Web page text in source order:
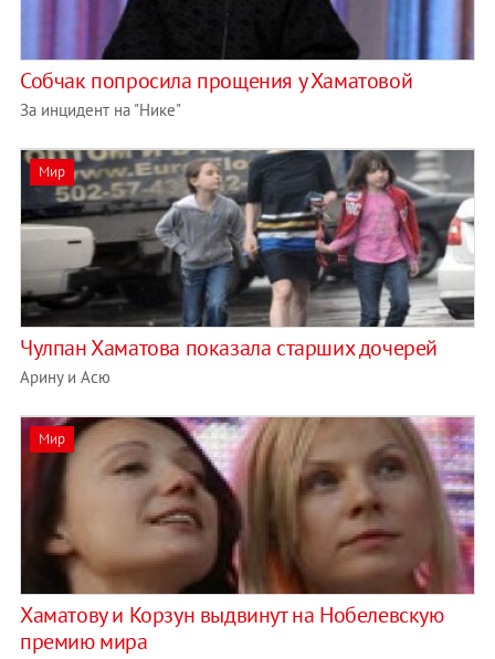
Собчак попросила прощения у Хаматовой
За инцидент на "Нике"
Мир
Чулпан Хаматова показала старших дочерей
Арину и Асю
Мир
Хаматову и Корзун выдвинут на Нобелевскую
премию мира